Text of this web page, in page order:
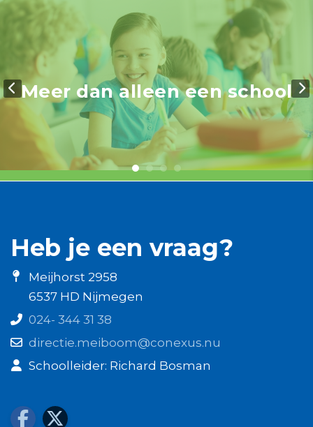
Meer dan alleen een school
Heb je een vraag?
Meijhorst 2958
6537 HD Nijmegen
024- 344 31 38
directie.meiboom@conexus.nu
Schoolleider: Richard Bosman